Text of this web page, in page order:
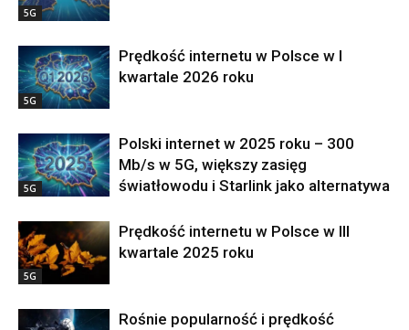
5G
5G
Prędkość internetu w Polsce w I
kwartale 2026 roku
5G
Polski internet w 2025 roku – 300
Mb/s w 5G, większy zasięg
światłowodu i Starlink jako alternatywa
5G
Prędkość internetu w Polsce w III
kwartale 2025 roku
Rośnie popularność i prędkość